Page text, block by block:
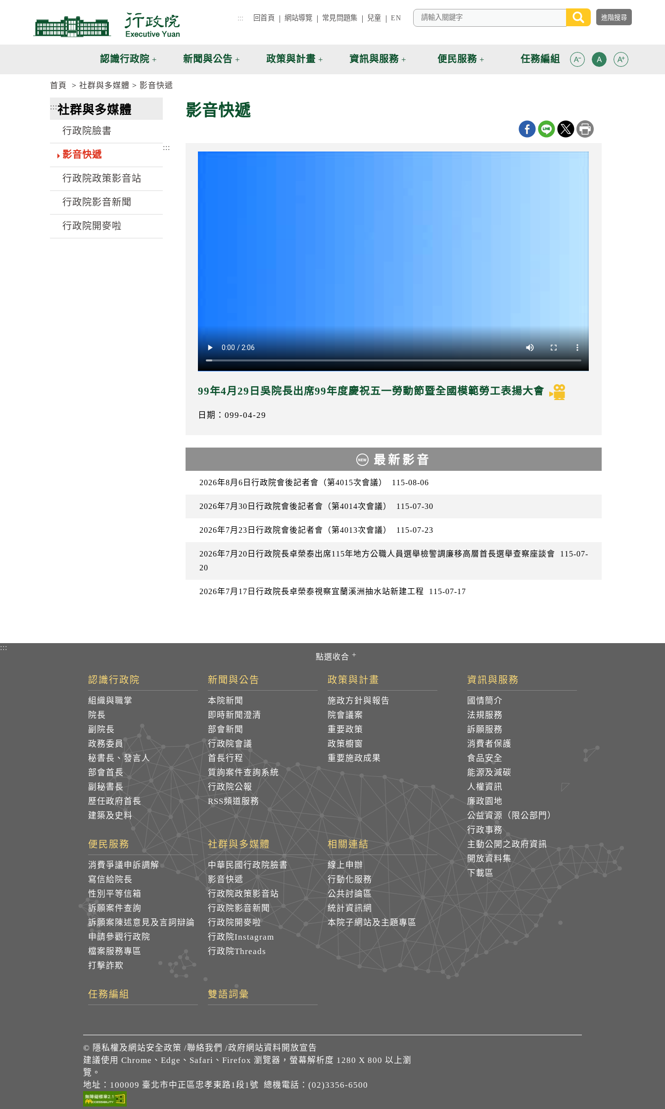
::: 回首頁 網站導覽 常見問題集 兒童 EN
認識行政院 新聞與公告 政策與計畫 資訊與服務 便民服務 任務編組
首頁 社群與多媒體 影音快遞
:::社群與多媒體
行政院臉書
影音快遞
行政院政策影音站
行政院影音新聞
行政院開麥啦
影音快遞
:::
99年4月29日吳院長出席99年度慶祝五一勞動節暨全國模範勞工表揚大會
日期：099-04-29
最新影音
2026年8月6日行政院會後記者會（第4015次會議） 115-08-06
2026年7月30日行政院會後記者會（第4014次會議） 115-07-30
2026年7月23日行政院會後記者會（第4013次會議） 115-07-23
2026年7月20日行政院長卓榮泰出席115年地方公職人員選舉檢警調廉移高層首長選舉查察座談會
115-07-
20
2026年7月17日行政院長卓榮泰視察宜蘭溪洲抽水站新建工程 115-07-17
:::
認識行政院
組織與職掌
院長
副院長
政務委員
秘書長、發言人
部會首長
副秘書長
歷任政府首長
建築及史料
新聞與公告
本院新聞
即時新聞澄清
部會新聞
行政院會議
首長行程
質詢案件查詢系統
行政院公報
RSS頻道服務
政策與計畫
施政方針與報告
院會議案
重要政策
政策櫥窗
重要施政成果
資訊與服務
國情簡介
法規服務
訴願服務
消費者保護
食品安全
能源及減碳
人權資訊
廉政園地
公益資源（限公部門）
行政事務
主動公開之政府資訊
開放資料集
下載區
便民服務
消費爭議申訴調解
寫信給院長
性別平等信箱
訴願案件查詢
訴願案陳述意見及言詞辯論
申請參觀行政院
檔案服務專區
打擊詐欺
社群與多媒體
中華民國行政院臉書
影音快遞
行政院政策影音站
行政院影音新聞
行政院開麥啦
行政院Instagram
行政院Threads
相關連結
線上申辦
行動化服務
公共討論區
統計資訊網
本院子網站及主題專區
任務編組 雙語詞彙
© 隱私權及網站安全政策 /聯絡我們 /政府網站資料開放宣告
建議使用 Chrome、Edge、Safari、Firefox 瀏覽器，螢幕解析度 1280 X 800 以上瀏
覽。
地址：100009 臺北市中正區忠孝東路1段1號 總機電話：(02)3356-6500